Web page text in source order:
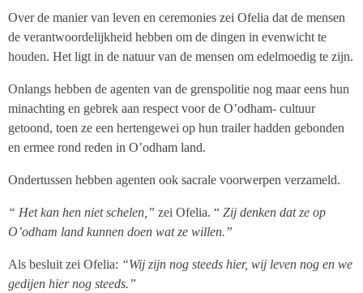
Over de manier van leven en ceremonies zei Ofelia dat de mensen
de verantwoordelijkheid hebben om de dingen in evenwicht te
houden. Het ligt in de natuur van de mensen om edelmoedig te zijn.
Onlangs hebben de agenten van de grenspolitie nog maar eens hun
minachting en gebrek aan respect voor de O’odham- cultuur
getoond, toen ze een hertengewei op hun trailer hadden gebonden
en ermee rond reden in O’odham land.
Ondertussen hebben agenten ook sacrale voorwerpen verzameld.
“ Het kan hen niet schelen,” zei Ofelia. “ Zij denken dat ze op
O’odham land kunnen doen wat ze willen.”
Als besluit zei Ofelia: “Wij zijn nog steeds hier, wij leven nog en we
gedijen hier nog steeds.”